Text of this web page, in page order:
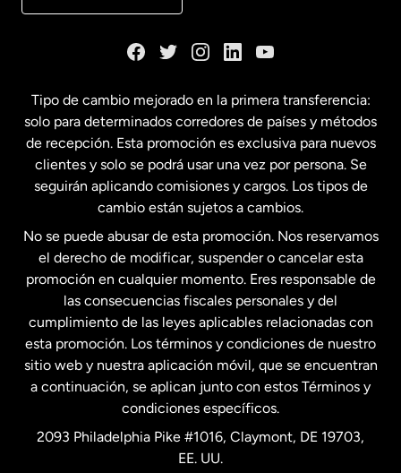
Estados Unidos English
Estados Unidos Español
Francia
Malasia
Nueva Zelanda
Países Bajos
Tipo de cambio mejorado en la primera transferencia:
solo para determinados corredores de países y métodos
de recepción. Esta promoción es exclusiva para nuevos
clientes y solo se podrá usar una vez por persona. Se
seguirán aplicando comisiones y cargos. Los tipos de
cambio están sujetos a cambios.
No se puede abusar de esta promoción. Nos reservamos
el derecho de modificar, suspender o cancelar esta
promoción en cualquier momento. Eres responsable de
las consecuencias fiscales personales y del
cumplimiento de las leyes aplicables relacionadas con
esta promoción. Los términos y condiciones de nuestro
sitio web y nuestra aplicación móvil, que se encuentran
a continuación, se aplican junto con estos Términos y
condiciones específicos.
2093 Philadelphia Pike #1016, Claymont, DE 19703,
EE. UU.